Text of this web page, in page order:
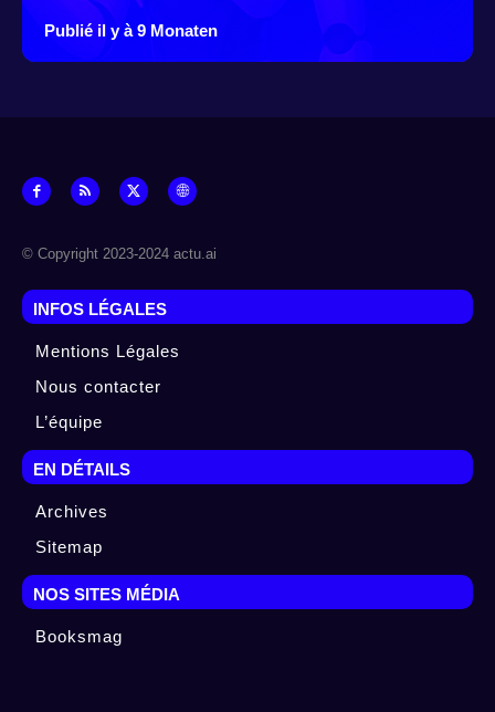
Publié il y à 9 Monaten
© Copyright 2023-2024 actu.ai
INFOS LÉGALES
Mentions Légales
Nous contacter
L’équipe
EN DÉTAILS
Archives
Sitemap
NOS SITES MÉDIA
Booksmag